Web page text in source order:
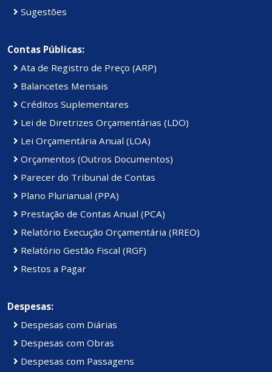
Sugestões
Contas Públicas:
Ata de Registro de Preço (ARP)
Balancetes Mensais
Créditos Suplementares
Lei de Diretrizes Orçamentárias (LDO)
Lei Orçamentária Anual (LOA)
Orçamentos (Outros Documentos)
Parecer do Tribunal de Contas
Plano Plurianual (PPA)
Prestação de Contas Anual (PCA)
Relatório Execução Orçamentária (RREO)
Relatório Gestão Fiscal (RGF)
Restos a Pagar
Despesas:
Despesas com Diárias
Despesas com Obras
Despesas com Passagens